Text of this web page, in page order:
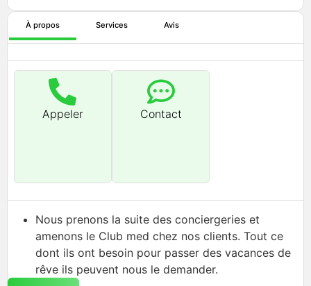
À propos Services Avis
Appeler Contact
Nous prenons la suite des conciergeries et
amenons le Club med chez nos clients. Tout ce
dont ils ont besoin pour passer des vacances de
rêve ils peuvent nous le demander.